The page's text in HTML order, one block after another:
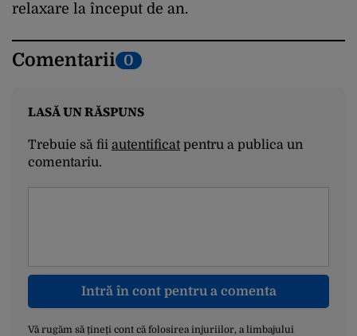
relaxare la început de an.
Comentarii 0
LASĂ UN RĂSPUNS
Trebuie să fii autentificatpentru a publica un
comentariu.
Intră în cont pentru a comenta
Vă rugăm să țineți cont că folosirea injuriilor, a limbajului